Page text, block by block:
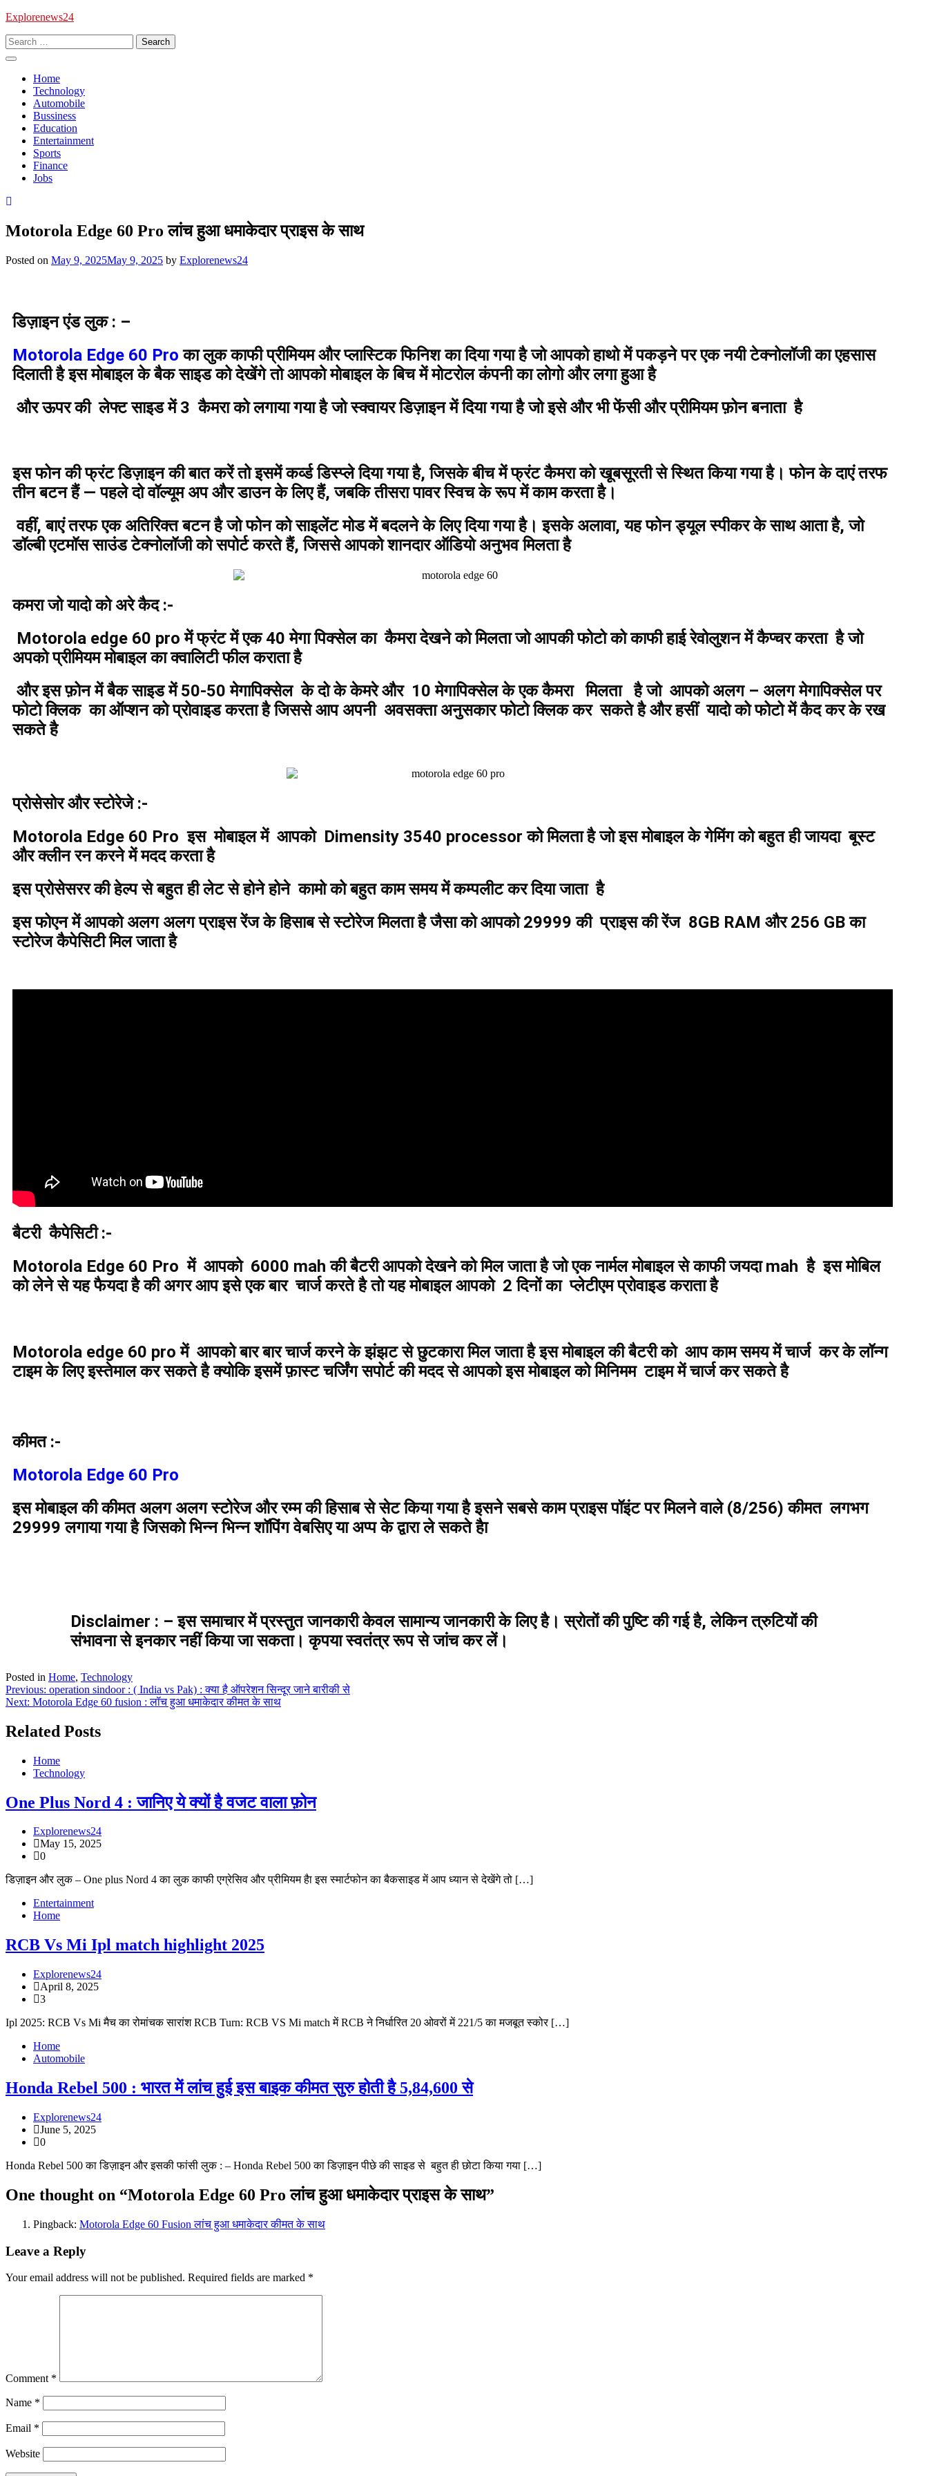
Explorenews24
Home
Technology
Automobile
Bussiness
Education
Entertainment
Sports
Finance
Jobs
Motorola Edge 60 Pro लांच हुआ धमाकेदार प्राइस के साथ
Posted on May 9, 2025May 9, 2025 by Explorenews24
डिज़ाइन एंड लुक : –
Motorola Edge 60 Pro का लुक काफी प्रीमियम और प्लास्टिक फिनिश का दिया गया है जो आपको हाथो में पकड़ने पर एक नयी टेक्नोलॉजी का एहसास
दिलाती है इस मोबाइल के बैक साइड को देखेंगे तो आपको मोबाइल के बिच में मोटरोल कंपनी का लोगो और लगा हुआ है
और ऊपर की लेफ्ट साइड में 3 कैमरा को लगाया गया है जो स्क्वायर डिज़ाइन में दिया गया है जो इसे और भी फेंसी और प्रीमियम फ़ोन बनाता है
इस फोन की फ्रंट डिज़ाइन की बात करें तो इसमें कर्व्ड डिस्प्ले दिया गया है, जिसके बीच में फ्रंट कैमरा को खूबसूरती से स्थित किया गया है। फोन के दाएं तरफ
तीन बटन हैं — पहले दो वॉल्यूम अप और डाउन के लिए हैं, जबकि तीसरा पावर स्विच के रूप में काम करता है।
वहीं, बाएं तरफ एक अतिरिक्त बटन है जो फोन को साइलेंट मोड में बदलने के लिए दिया गया है। इसके अलावा, यह फोन ड्यूल स्पीकर के साथ आता है, जो
डॉल्बी एटमॉस साउंड टेक्नोलॉजी को सपोर्ट करते हैं, जिससे आपको शानदार ऑडियो अनुभव मिलता है
कमरा जो यादो को अरे कैद :-
Motorola edge 60 pro में फ्रंट में एक 40 मेगा पिक्सेल का कैमरा देखने को मिलता जो आपकी फोटो को काफी हाई रेवोलुशन में कैप्चर करता है जो
अपको प्रीमियम मोबाइल का क्वालिटी फील कराता है
और इस फ़ोन में बैक साइड में 50-50 मेगापिक्सेल के दो के केमरे और 10 मेगापिक्सेल के एक कैमरा मिलता है जो आपको अलग – अलग मेगापिक्सेल पर
फोटो क्लिक का ऑप्शन को प्रोवाइड करता है जिससे आप अपनी अवसक्ता अनुसकार फोटो क्लिक कर सकते है और हसीं यादो को फोटो में कैद कर के रख
सकते है
प्रोसेसोर और स्टोरेजे :-
Motorola Edge 60 Pro इस मोबाइल में आपको Dimensity 3540 processor को मिलता है जो इस मोबाइल के गेमिंग को बहुत ही जायदा बूस्ट
और क्लीन रन करने में मदद करता है
इस प्रोसेसरर की हेल्प से बहुत ही लेट से होने होने कामो को बहुत काम समय में कम्पलीट कर दिया जाता है
इस फोएन में आपको अलग अलग प्राइस रेंज के हिसाब से स्टोरेज मिलता है जैसा को आपको 29999 की प्राइस की रेंज 8GB RAM और 256 GB का
स्टोरेज कैपेसिटी मिल जाता है
बैटरी कैपेसिटी :-
Motorola Edge 60 Pro में आपको 6000 mah की बैटरी आपको देखने को मिल जाता है जो एक नार्मल मोबाइल से काफी जयदा mah है इस मोबिल
को लेने से यह फैयदा है की अगर आप इसे एक बार चार्ज करते है तो यह मोबाइल आपको 2 दिनों का प्लेटीएम प्रोवाइड कराता है
Motorola edge 60 pro में आपको बार बार चार्ज करने के झंझट से छुटकारा मिल जाता है इस मोबाइल की बैटरी को आप काम समय में चार्ज कर के लॉन्ग
टाइम के लिए इस्तेमाल कर सकते है क्योकि इसमें फ़ास्ट चर्जिंग सपोर्ट की मदद से आपको इस मोबाइल को मिनिमम टाइम में चार्ज कर सकते है
कीमत :-
Motorola Edge 60 Pro
इस मोबाइल की कीमत अलग अलग स्टोरेज और रम्म की हिसाब से सेट किया गया है इसने सबसे काम प्राइस पॉइंट पर मिलने वाले (8/256) कीमत लगभग
29999 लगाया गया है जिसको भिन्न भिन्न शॉपिंग वेबसिए या अप्प के द्वारा ले सकते हैा
Disclaimer : – इस समाचार में प्रस्तुत जानकारी केवल सामान्य जानकारी के लिए है। स्रोतों की पुष्टि की गई है, लेकिन त्रुटियों की
संभावना से इनकार नहीं किया जा सकता। कृपया स्वतंत्र रूप से जांच कर लें।
Posted in Home, Technology
Previous: operation sindoor : ( India vs Pak) : क्या है ऑपरेशन सिन्दूर जाने बारीकी से
Next: Motorola Edge 60 fusion : लॉच हुआ धमाकेदार कीमत के साथ
Related Posts
Home
Technology
One Plus Nord 4 : जानिए ये क्यों है वजट वाला फ़ोन
Explorenews24
May 15, 2025
0
डिज़ाइन और लुक – One plus Nord 4 का लुक काफी एग्रेसिव और प्रीमियम हैा इस स्मार्टफोन का बैकसाइड में आप ध्यान से देखेंगे तो […]
Entertainment
Home
RCB Vs Mi Ipl match highlight 2025
Explorenews24
April 8, 2025
3
Ipl 2025: RCB Vs Mi मैच का रोमांचक सारांश RCB Turn: RCB VS Mi match में RCB ने निर्धारित 20 ओवरों में 221/5 का मजबूत स्कोर […]
Home
Automobile
Honda Rebel 500 : भारत में लांच हुई इस बाइक कीमत सुरु होती है 5,84,600 से
Explorenews24
June 5, 2025
0
Honda Rebel 500 का डिज़ाइन और इसकी फांसी लुक : – Honda Rebel 500 का डिज़ाइन पीछे की साइड से बहुत ही छोटा किया गया […]
One thought on “Motorola Edge 60 Pro लांच हुआ धमाकेदार प्राइस के साथ”
Pingback: Motorola Edge 60 Fusion लांच हुआ धमाकेदार कीमत के साथ
Leave a Reply
Your email address will not be published. Required fields are marked *
Comment *
Name *
Email *
Website